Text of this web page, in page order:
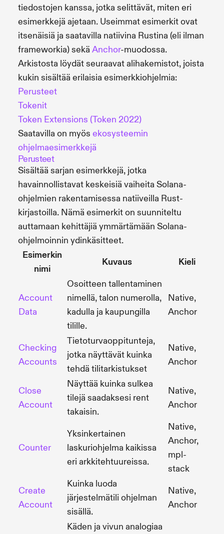
tiedostojen kanssa, jotka selittävät, miten eri
esimerkkejä ajetaan. Useimmat esimerkit ovat
itsenäisiä ja saatavilla natiivina Rustina (eli ilman
frameworkia) sekä Anchor-muodossa.
Arkistosta löydät seuraavat alihakemistot, joista
kukin sisältää erilaisia esimerkkiohjelmia:
Perusteet
Tokenit
Token Extensions (Token 2022)
Saatavilla on myös ekosysteemin
ohjelmaesimerkkejä
Perusteet
Sisältää sarjan esimerkkejä, jotka
havainnollistavat keskeisiä vaiheita Solana-
ohjelmien rakentamisessa natiiveilla Rust-
kirjastoilla. Nämä esimerkit on suunniteltu
auttamaan kehittäjiä ymmärtämään Solana-
ohjelmoinnin ydinkäsitteet.
Esimerkin
nimi
Kuvaus Kieli
Account
Data
Osoitteen tallentaminen
nimellä, talon numerolla,
kadulla ja kaupungilla
tilille.
Native,
Anchor
Checking
Accounts
Tietoturvaoppitunteja,
jotka näyttävät kuinka
tehdä tilitarkistukset
Native,
Anchor
Close
Account
Näyttää kuinka sulkea
tilejä saadaksesi rent
takaisin.
Native,
Anchor
Counter
Yksinkertainen
laskuriohjelma kaikissa
eri arkkitehtuureissa.
Native,
Anchor,
mpl-
stack
Create
Account
Kuinka luoda
järjestelmätili ohjelman
sisällä.
Native,
Anchor
Käden ja vivun analogiaa